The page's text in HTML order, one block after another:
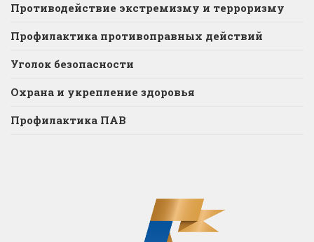
Противодействие экстремизму и терроризму
Профилактика противоправных действий
Уголок безопасности
Охрана и укрепление здоровья
Профилактика ПАВ